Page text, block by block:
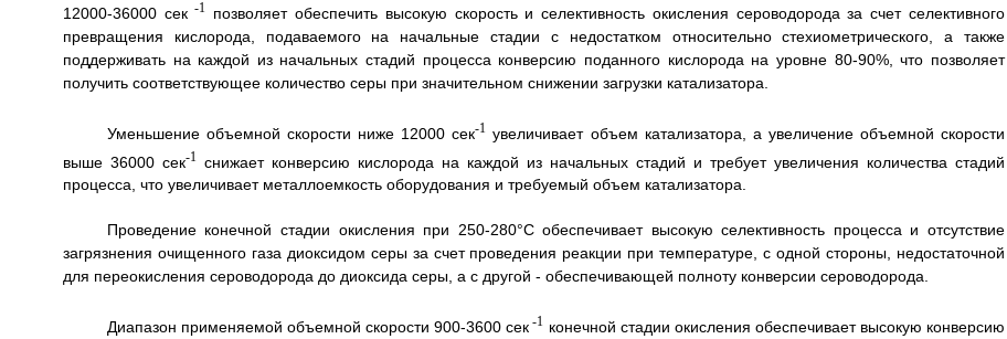
12000-36000 сек-1
позволяет обеспечить высокую скорость и селективность окисления сероводорода за счет селективного
превращения кислорода, подаваемого на начальные стадии с недостатком относительно стехиометрического, а также
поддерживать на каждой из начальных стадий процесса конверсию поданного кислорода на уровне 80-90%, что позволяет
получить соответствующее количество серы при значительном снижении загрузки катализатора.
Уменьшение объемной скорости ниже 12000 сек-1 увеличивает объем катализатора, а увеличение объемной скорости
выше 36000 сек-1 снижает конверсию кислорода на каждой из начальных стадий и требует увеличения количества стадий
процесса, что увеличивает металлоемкость оборудования и требуемый объем катализатора.
Проведение конечной стадии окисления при 250-280°C обеспечивает высокую селективность процесса и отсутствие
загрязнения очищенного газа диоксидом серы за счет проведения реакции при температуре, с одной стороны, недостаточной
для переокисления сероводорода до диоксида серы, а с другой - обеспечивающей полноту конверсии сероводорода.
Диапазон применяемой объемной скорости 900-3600 сек -1 конечной стадии окисления обеспечивает высокую конверсию